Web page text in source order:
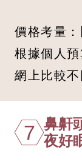
價格考量
根據個人
網上比較不
7 鼻鼾
夜好